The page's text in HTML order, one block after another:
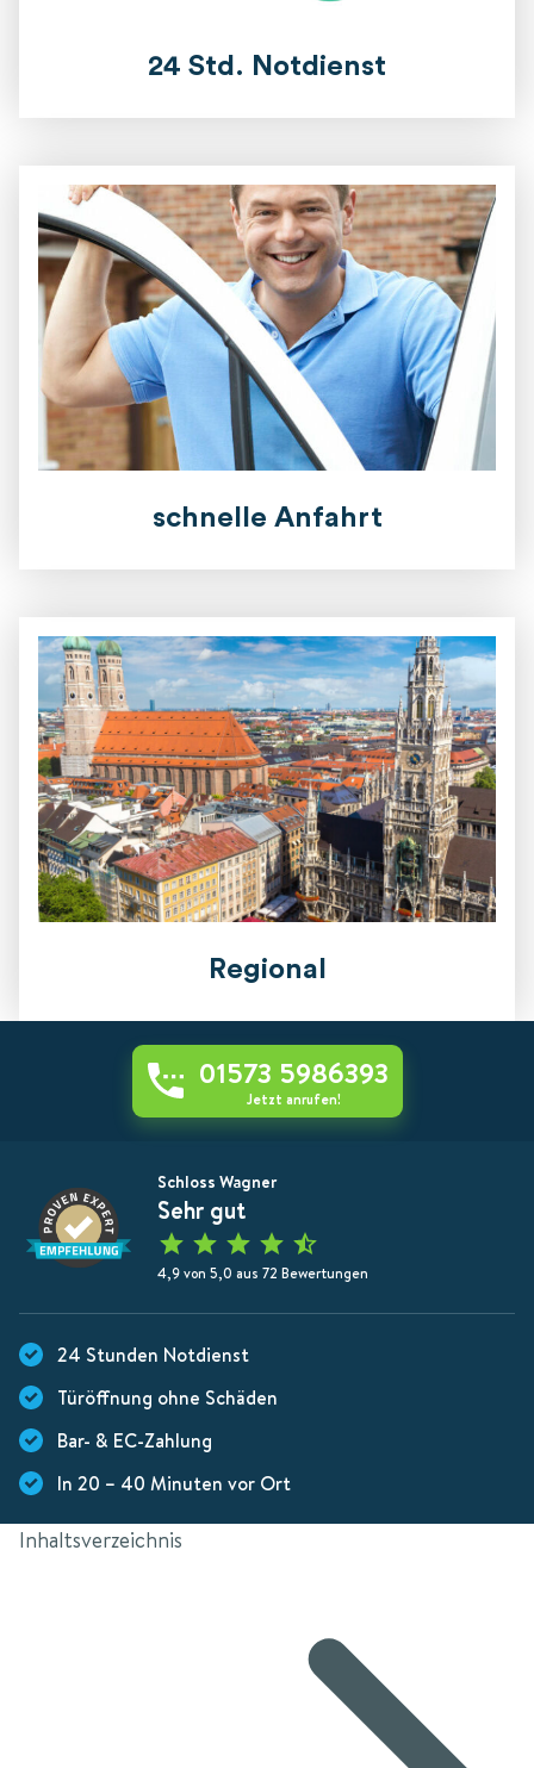
24 Std. Notdienst
schnelle Anfahrt
Regional
01573 5986393
Jetzt anrufen!
Schloss Wagner
Sehr gut
4,9 von 5,0 aus 72 Bewertungen
24 Stunden Notdienst
Türöffnung ohne Schäden
Bar- & EC-Zahlung
In 20 – 40 Minuten vor Ort
Inhaltsverzeichnis